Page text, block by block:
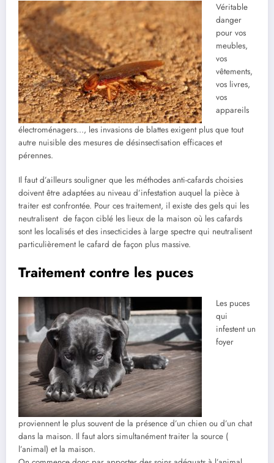
Véritable
danger
pour vos
meubles,
vos
vêtements,
vos livres,
vos
appareils
électroménagers…, les invasions de blattes exigent plus que tout
autre nuisible des mesures de désinsectisation efficaces et
pérennes.
Il faut d’ailleurs souligner que les méthodes anti-cafards choisies
doivent être adaptées au niveau d’infestation auquel la pièce à
traiter est confrontée. Pour ces traitement, il existe des gels qui les
neutralisent de façon ciblé les lieux de la maison où les cafards
sont les localisés et des insecticides à large spectre qui neutralisent
particulièrement le cafard de façon plus massive.
Traitement contre les puces
Les puces
qui
infestent un
foyer
proviennent le plus souvent de la présence d’un chien ou d’un chat
dans la maison. Il faut alors simultanément traiter la source (
l’animal) et la maison.